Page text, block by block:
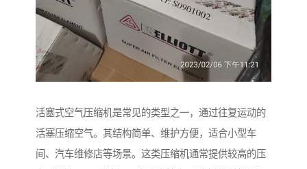
活塞式空气压缩机是常见的类型之一，通过往复运动的
活塞压缩空气。其结构简单、维护方便，适合小型车
间、汽车维修店等场景。这类压缩机通常提供较高的压